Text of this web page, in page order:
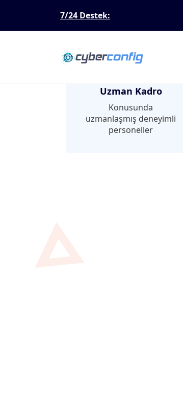
7/24 Destek:
Uzman Kadro
Konusunda
uzmanlaşmış deneyimli
personeller